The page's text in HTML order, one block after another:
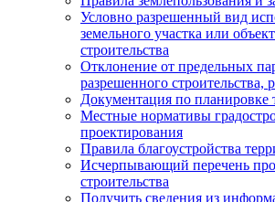
Условно разрешенный вид
земельного участка или
строительства
Отклонение от предельных
разрешенного строительства,
Документация по планировке
Местные нормативы
проектирования
Правила благоустройства
Исчерпывающий перечень
строительства
Получить сведения из